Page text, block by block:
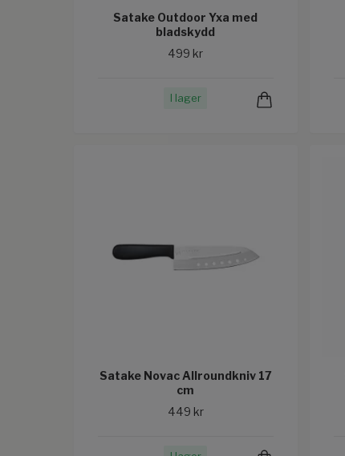
Satake Outdoor Yxa med
bladskydd
499 kr
I lager
Satake Novac Allroundkniv 17
cm
449 kr